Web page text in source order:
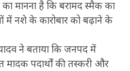
मानना है कि बरामद स्मैक का
में नशे के कारोबार को बढ़ाने के
ने बताया कि जनपद में
पदार्थों की तस्करी और